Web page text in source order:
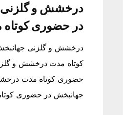
درخشش و
در حضوری
درخشش و گلزنی
کوتاه مدت درخشش و
حضوری کوتاه مدت
جهانبخش در حضوری